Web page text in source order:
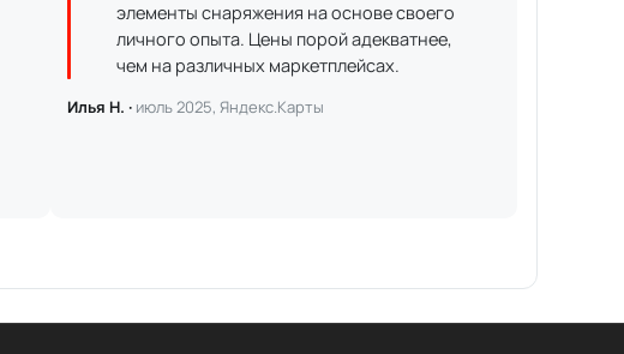
элементы снаряжения на основе своего
личного опыта. Цены порой адекватнее,
чем на различных маркетплейсах.
Илья Н. · июль 2025, Яндекс.Карты